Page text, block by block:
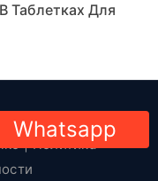
Таблетках Для
Whatsapp
Copyright By
|Политика